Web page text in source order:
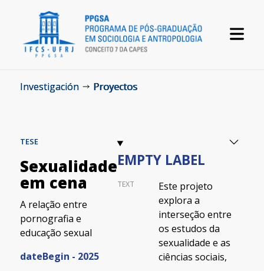
Investigación Proyectos
TESE
Sexualidade
em cena
A relação entre
pornografia e
educação sexual
dateBegin - 2025
EMPTY LABEL
TEXT
Este projeto
explora a
interseção entre
os estudos da
sexualidade e as
ciências sociais,